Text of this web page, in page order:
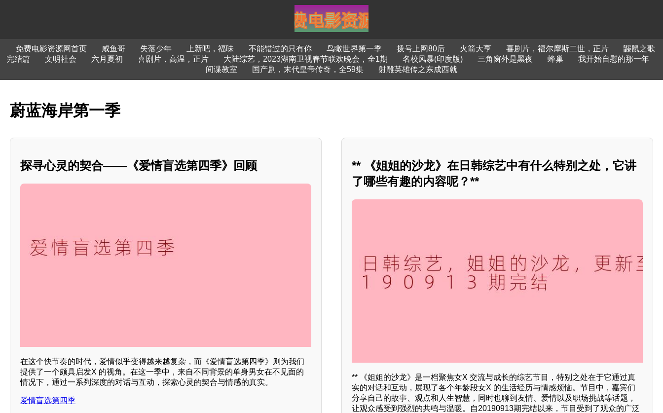
免费电影资源网首页 咸鱼哥 失落少年 上新吧，福味 不能错过的只有你 鸟瞰世界第一季 拨号上网80后 火箭大亨 喜剧片，福尔摩斯二世，正片
鼹鼠之歌
完结篇
文明社会 六月夏初 喜剧片，高温，正片 大陆综艺，2023湖南卫视春节联欢晚会，全1期 名校风暴(印度版) 三角窗外是黑夜 蜂巢
我开始自慰的那一年
间谍教室
国产剧，末代皇帝传奇，全59集 射雕英雄传之东成西就
蔚蓝海岸第一季
探寻心灵的契合——《爱情盲选第四季》回顾
在这个快节奏的时代，爱情似乎变得越来越复杂，而《爱情盲选第四季》则为我们
提供了一个颇具启发X 的视角。在这一季中，来自不同背景的单身男女在不见面的
情况下，通过一系列深度的对话与互动，探索心灵的契合与情感的真实。
爱情盲选第四季
** 《姐姐的沙龙》在日韩综艺中有什么特别之处，它讲
了哪些有趣的内容呢？**
** 《姐姐的沙龙》是一档聚焦女X 交流与成长的综艺节目，特别之处在于它通过真
实的对话和互动，展现了各个年龄段女X 的生活经历与情感烦恼。节目中，嘉宾们
分享自己的故事、观点和人生智慧，同时也聊到友情、爱情以及职场挑战等话题，
让观众感受到强烈的共鸣与温暖。自20190913期完结以来，节目受到了观众的广泛